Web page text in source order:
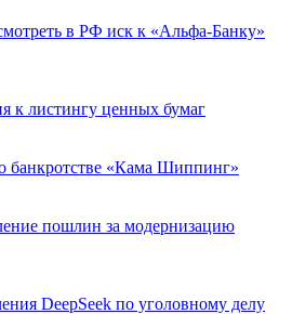
в РФ иск к «Альфа-Банку»
к листингу ценных бумаг
«Кама Шиппинг»
пошлин за модернизацию
DeepSeek по уголовному делу